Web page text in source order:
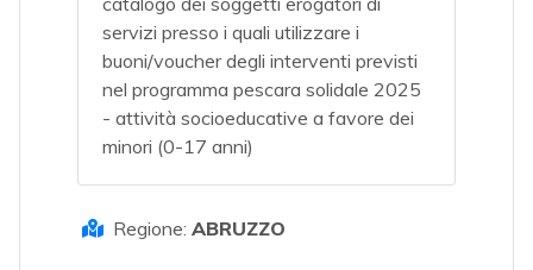
servizi presso i quali utilizzare i
buoni/voucher degli interventi previsti
nel programma pescara solidale 2025
- attività socioeducative a favore dei
minori (0-17 anni)
Regione: ABRUZZO